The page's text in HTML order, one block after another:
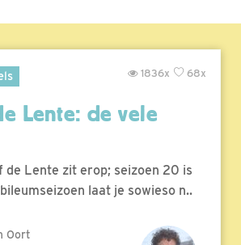
68x
1836x
Lente: de vele
de Lente zit erop; seizoen 20 is
laat je sowieso n..
Oort